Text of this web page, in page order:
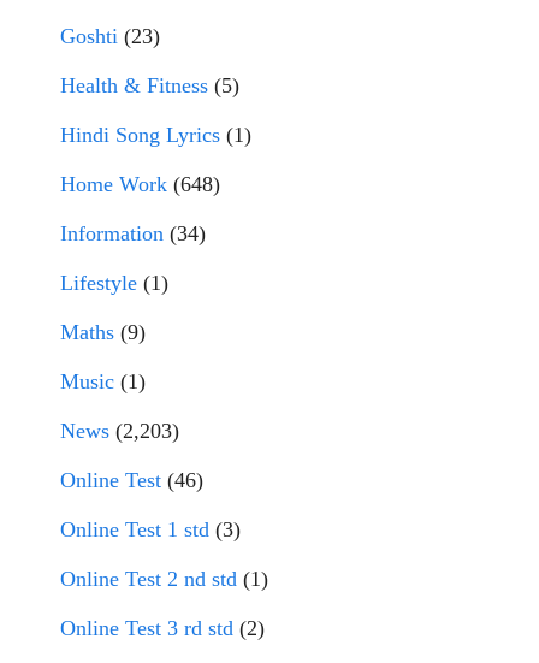
Goshti (23)
Health & Fitness (5)
Hindi Song Lyrics (1)
Home Work (648)
Information (34)
Lifestyle (1)
Maths (9)
Music (1)
News (2,203)
Online Test (46)
Online Test 1 std (3)
Online Test 2 nd std (1)
Online Test 3 rd std (2)